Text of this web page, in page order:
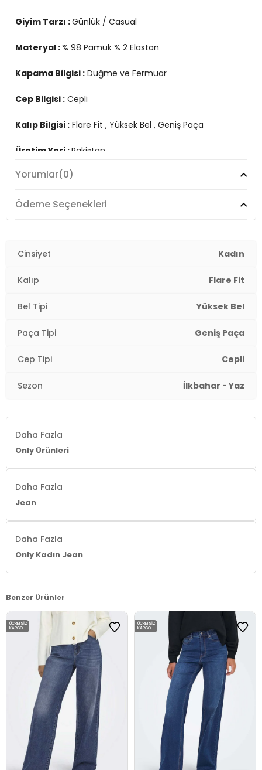
Giyim Tarzı :Günlük / Casual
Materyal :% 98 Pamuk % 2 Elastan
Kapama Bilgisi : Düğme ve Fermuar
Cep Bilgisi : Cepli
Kalıp Bilgisi : Flare Fit , Yüksek Bel , Geniş Paça
Üretim Yeri :Pakistan
Yorumlar(0)
Ödeme Seçenekleri
Cinsiyet Kadın
Kalıp Flare Fit
Bel Tipi Yüksek Bel
Paça Tipi Geniş Paça
Cep Tipi Cepli
Sezon İlkbahar - Yaz
Daha Fazla
Only Ürünleri
Daha Fazla
Jean
Daha Fazla
Only Kadın Jean
Benzer Ürünler
ÜCRETSIZ
KARGO
ÜCRETSIZ
KARGO